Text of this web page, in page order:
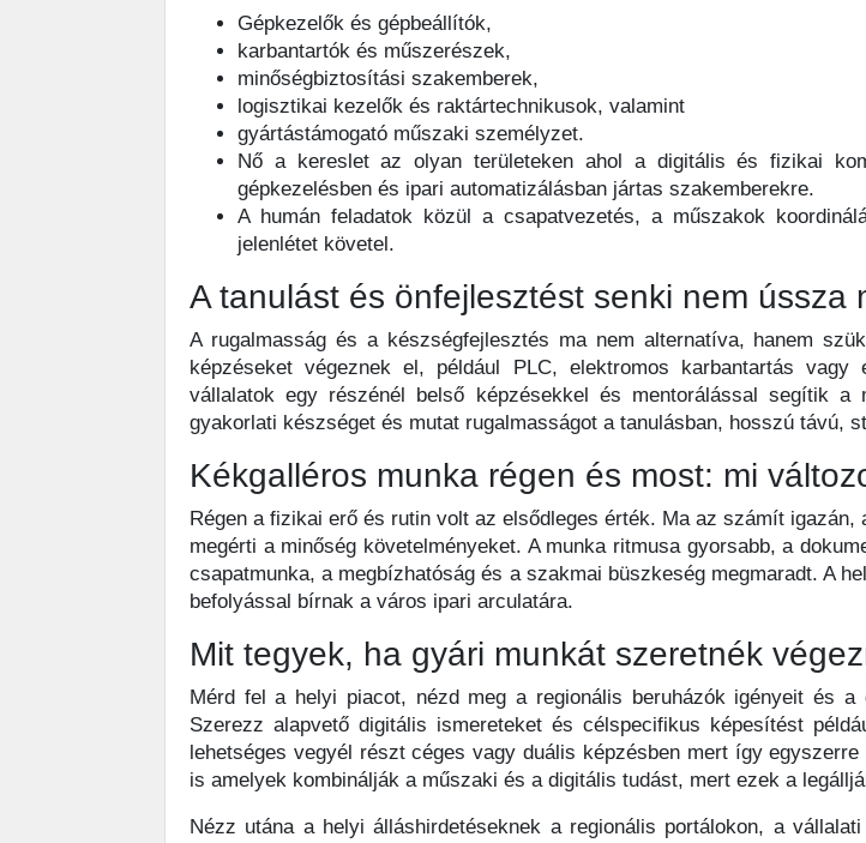
Gépkezelők és gépbeállítók,
karbantartók és műszerészek,
minőségbiztosítási szakemberek,
logisztikai kezelők és raktártechnikusok, valamint
gyártástámogató műszaki személyzet.
Nő a kereslet az olyan területeken ahol a digitális és fizikai
gépkezelésben és ipari automatizálásban jártas szakemberekre.
A humán feladatok közül a csapatvezetés, a műszakok
jelenlétet követel.
A tanulást és önfejlesztést senki nem ússza
A rugalmasság és a készségfejlesztés ma nem alternatíva, hanem
képzéseket végeznek el, például PLC, elektromos karbantartás
vállalatok egy részénél belső képzésekkel és mentorálással segítik
gyakorlati készséget és mutat rugalmasságot a tanulásban, hosszú távú,
Kékgalléros munka régen és most: mi
Régen a fizikai erő és rutin volt az elsődleges érték. Ma az számít
megérti a minőség követelményeket. A munka ritmusa gyorsabb, a
csapatmunka, a megbízhatóság és a szakmai büszkeség megmaradt. A
befolyással bírnak a város ipari arculatára.
Mit tegyek, ha gyári munkát szeretnék
Mérd fel a helyi piacot, nézd meg a regionális beruházók igényeit és
Szerezz alapvető digitális ismereteket és célspecifikus képesítést
lehetséges vegyél részt céges vagy duális képzésben mert így
is amelyek kombinálják a műszaki és a digitális tudást, mert ezek a
Nézz utána a helyi álláshirdetéseknek a regionális portálokon, a